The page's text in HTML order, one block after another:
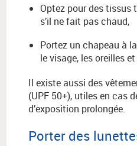
Optez pour des tissus
s’il ne fait pas chaud,
Portez un chapeau à
le visage, les oreilles
Il existe aussi des
(UPF 50+), utiles en cas
d’exposition prolongée.
Porter des